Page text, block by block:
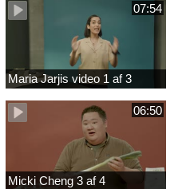
07:54
Maria Jarjis video 1 af 3
06:50
Micki Cheng 3 af 4